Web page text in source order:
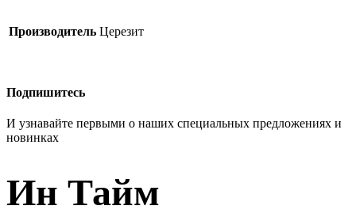
Производитель Церезит
Подпишитесь
И узнавайте первыми о наших специальных предложениях и
новинках
Ин Тайм